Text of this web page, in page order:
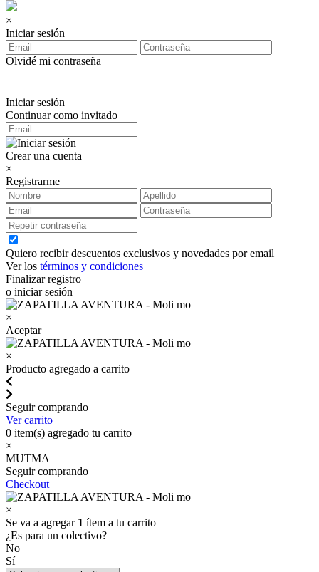
×
Iniciar sesión
Olvidé mi contraseña
Iniciar sesión
Continuar como invitado
Crear una cuenta
×
Registrarme
Quiero recibir descuentos exclusivos y novedades por email
Ver los términos y condiciones
Finalizar registro
o iniciar sesión
×
Aceptar
×
Producto agregado a carrito
Seguir comprando
Ver carrito
0 item(s) agregado tu carrito
×
MUTMA
Seguir comprando
Checkout
×
Se va a agregar 1 ítem a tu carrito
¿Es para un colectivo?
No
Sí